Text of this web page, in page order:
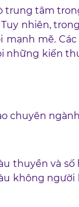
trung tâm
nhiên,
mạnh mẽ.
những kiến
chuyên
thuyền và số
không người